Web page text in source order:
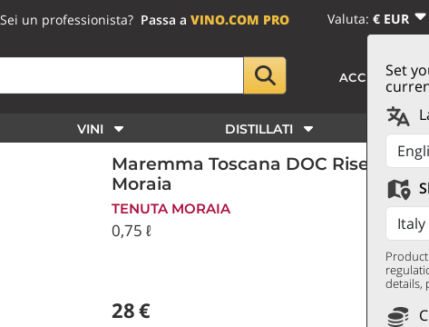
Sei un professionista? Passa aVINO.COM PRO Valuta: € EUR
Set
details,
ACCEDI |
VINI DISTILLATI
Maremma Toscana DOC Riserva
Moraia
TENUTA MORAIA
0,75 ℓ
28€